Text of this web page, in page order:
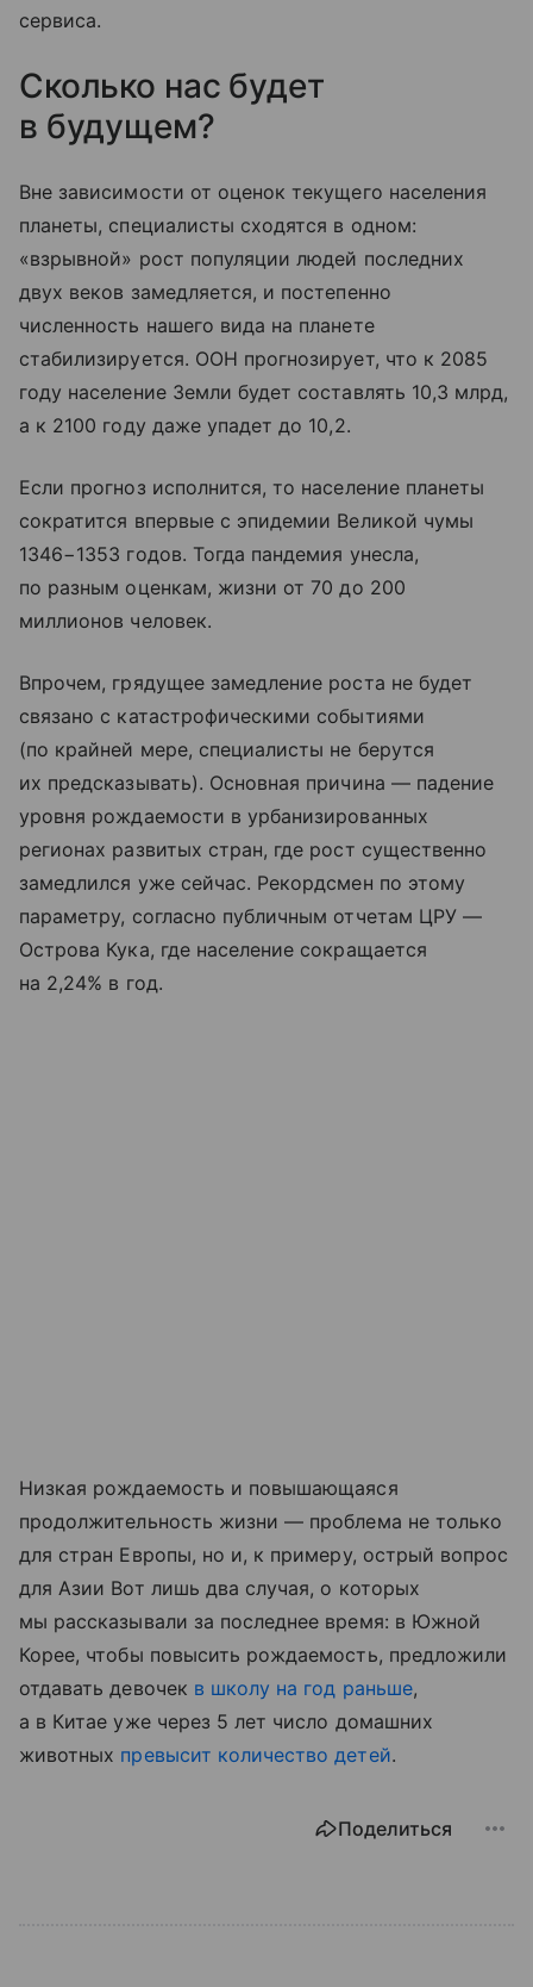
сервиса.
Сколько нас будет
в будущем?
Вне зависимости от оценок текущего населения
планеты, специалисты сходятся в одном:
«взрывной» рост популяции людей последних
двух веков замедляется, и постепенно
численность нашего вида на планете
стабилизируется. ООН прогнозирует, что к 2085
году население Земли будет составлять 10,3 млрд,
а к 2100 году даже упадет до 10,2.
Если прогноз исполнится, то население планеты
сократится впервые с эпидемии Великой чумы
1346−1353 годов. Тогда пандемия унесла,
по разным оценкам, жизни от 70 до 200
миллионов человек.
Впрочем, грядущее замедление роста не будет
связано с катастрофическими событиями
(по крайней мере, специалисты не берутся
их предсказывать). Основная причина — падение
уровня рождаемости в урбанизированных
регионах развитых стран, где рост существенно
замедлился уже сейчас. Рекордсмен по этому
параметру, согласно публичным отчетам ЦРУ —
Острова Кука, где население сокращается
на 2,24% в год.
Низкая рождаемость и повышающаяся
продолжительность жизни — проблема не только
для стран Европы, но и, к примеру, острый вопрос
для Азии Вот лишь два случая, о которых
мы рассказывали за последнее время: в Южной
Корее, чтобы повысить рождаемость, предложили
отдавать девочек в школу на год раньше,
а в Китае уже через 5 лет число домашних
животных превысит количество детей.
Поделиться